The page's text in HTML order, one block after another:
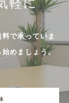
軽に
で承っていま
めましょう。